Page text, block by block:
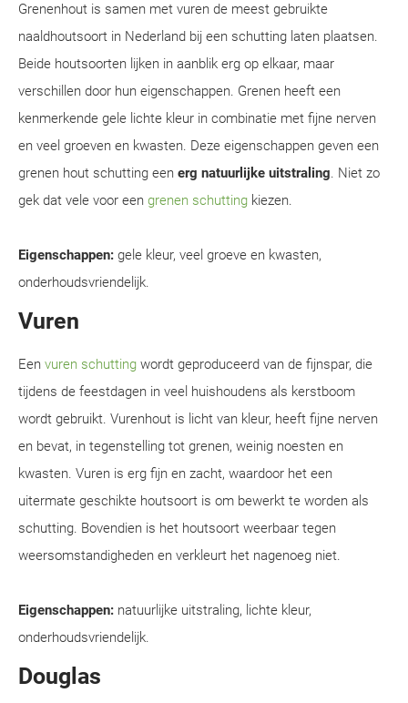
Grenenhout is samen met vuren de meest gebruikte
naaldhoutsoort in Nederland bij een schutting laten plaatsen.
Beide houtsoorten lijken in aanblik erg op elkaar, maar
verschillen door hun eigenschappen. Grenen heeft een
kenmerkende gele lichte kleur in combinatie met fijne nerven
en veel groeven en kwasten. Deze eigenschappen geven een
grenen hout schutting een erg natuurlijke uitstraling. Niet zo
gek dat vele voor een grenen schutting kiezen.
Eigenschappen: gele kleur, veel groeve en kwasten,
onderhoudsvriendelijk.
Vuren
Een vuren schutting wordt geproduceerd van de fijnspar, die
tijdens de feestdagen in veel huishoudens als kerstboom
wordt gebruikt. Vurenhout is licht van kleur, heeft fijne nerven
en bevat, in tegenstelling tot grenen, weinig noesten en
kwasten. Vuren is erg fijn en zacht, waardoor het een
uitermate geschikte houtsoort is om bewerkt te worden als
schutting. Bovendien is het houtsoort weerbaar tegen
weersomstandigheden en verkleurt het nagenoeg niet.
Eigenschappen: natuurlijke uitstraling, lichte kleur,
onderhoudsvriendelijk.
Douglas